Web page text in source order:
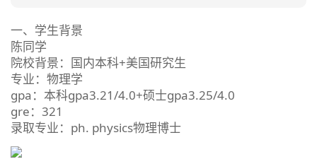
一、学生背景
陈同学
院校背景：国内本科+美国研究生
专业：物理学
gpa：本科gpa3.21/4.0+硕士gpa3.25/4.0
gre：321
录取专业：ph. physics物理博士